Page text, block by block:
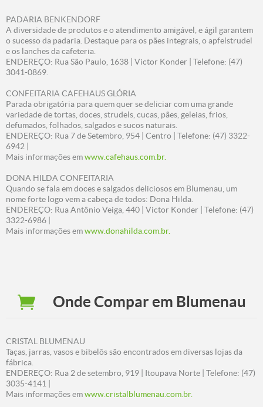
PADARIA BENKENDORF
A diversidade de produtos e o atendimento amigável, e ágil garantem
o sucesso da padaria. Destaque para os pães integrais, o apfelstrudel
e os lanches da cafeteria.
ENDEREÇO: Rua São Paulo, 1638 | Victor Konder | Telefone: (47)
3041-0869.
CONFEITARIA CAFEHAUS GLÓRIA
Parada obrigatória para quem quer se deliciar com uma grande
variedade de tortas, doces, strudels, cucas, pães, geleias, frios,
defumados, folhados, salgados e sucos naturais.
ENDEREÇO: Rua 7 de Setembro, 954 | Centro | Telefone: (47) 3322-
6942 |
Mais informações emwww.cafehaus.com.br.
DONA HILDA CONFEITARIA
Quando se fala em doces e salgados deliciosos em Blumenau, um
nome forte logo vem a cabeça de todos: Dona Hilda.
ENDEREÇO: Rua Antônio Veiga, 440 | Victor Konder | Telefone: (47)
3322-6986 |
Mais informações emwww.donahilda.com.br.
Onde Compar em Blumenau
CRISTAL BLUMENAU
Taças, jarras, vasos e bibelôs são encontrados em diversas lojas da
fábrica.
ENDEREÇO: Rua 2 de setembro, 919 | Itoupava Norte | Telefone: (47)
3035-4141 |
Mais informações emwww.cristalblumenau.com.br.